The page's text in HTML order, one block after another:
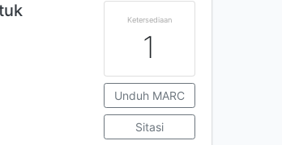
Ketersediaan
1
Unduh MARC
Sitasi